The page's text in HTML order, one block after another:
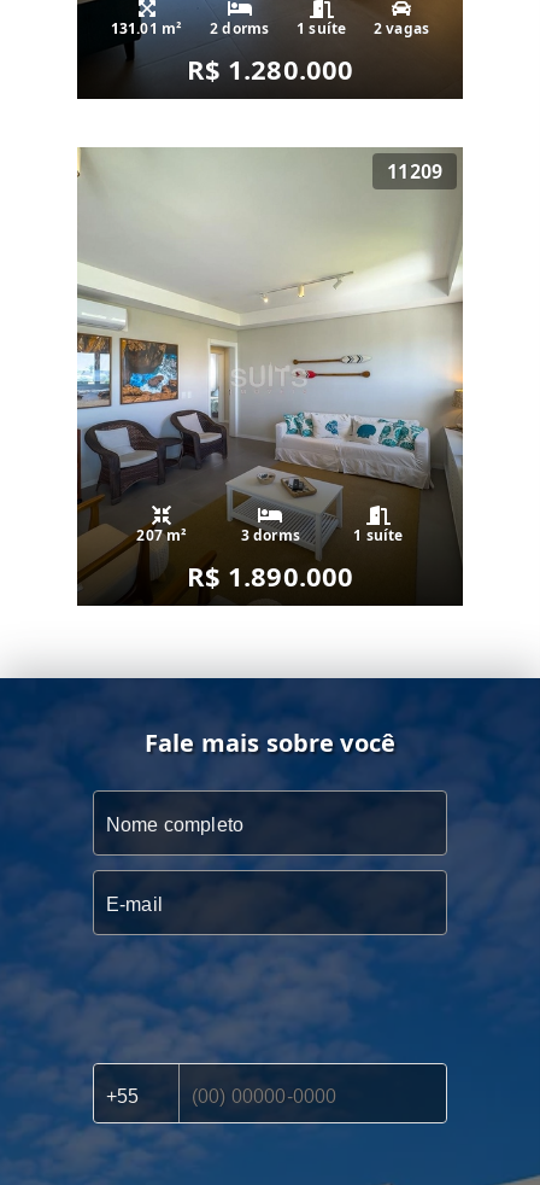
131.01 m² 2 dorms 1 suíte 2 vagas
R$ 1.280.000
11209
207 m² 3 dorms 1 suíte
R$ 1.890.000
Fale mais sobre você